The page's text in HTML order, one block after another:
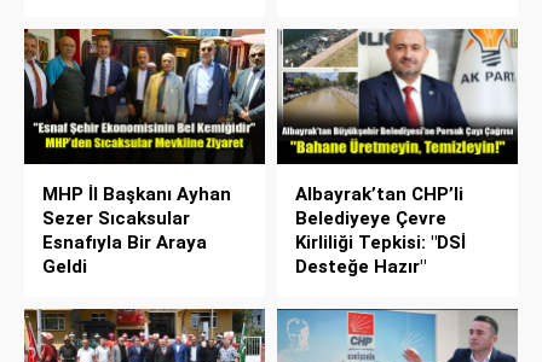
MHP İl Başkanı Ayhan
Sezer Sıcaksular
Esnafıyla Bir Araya
Geldi
Albayrak’tan CHP’li
Belediyeye Çevre
Kirliliği Tepkisi: "DSİ
Desteğe Hazır"